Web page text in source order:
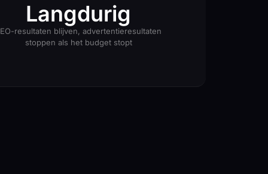
Langdurig
resultaten blijven, advertentieresultaten
stoppen als het budget stopt